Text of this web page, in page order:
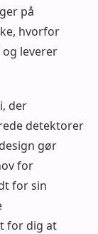
på
hvorfor
leverer
der
detektorer
gør
for
for sin
for dig at